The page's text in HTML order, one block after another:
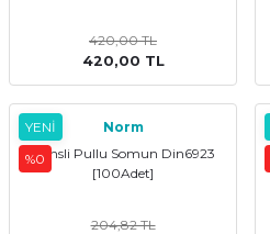
420,00 TL
420,00 TL
YENİ
%0
Norm
Flansli Pullu Somun Din6923
[100Adet]
204,82 TL